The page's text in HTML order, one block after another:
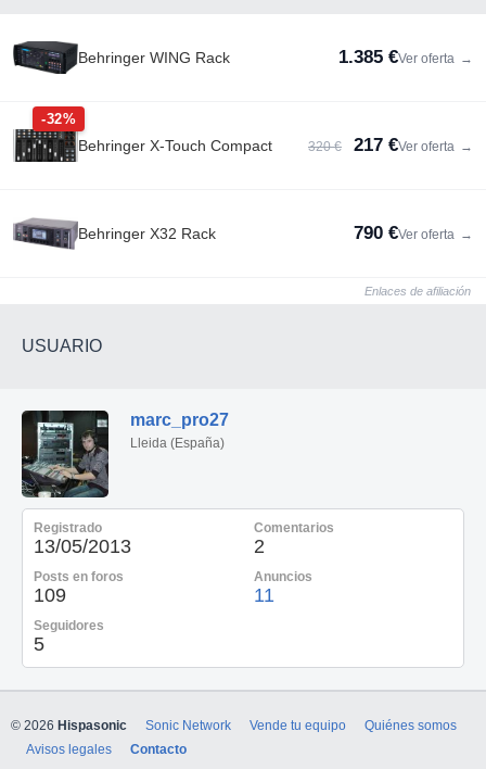
Behringer WING Rack 1.385 €Ver oferta →
-32%
Behringer X-Touch Compact 320 € 217 €Ver oferta →
Behringer X32 Rack 790 €Ver oferta →
Enlaces de afiliación
USUARIO
marc_pro27
Lleida (España)
Registrado
13/05/2013
Comentarios
2
Posts en foros
109
Anuncios
11
Seguidores
5
© 2026 Hispasonic Sonic Network Vende tu equipo
Quiénes somos
Avisos legales
Contacto